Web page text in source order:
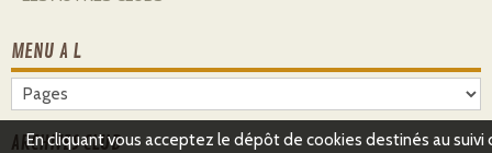
MENU A L
ARCHIVES CLUB
En cliquant vous acceptez le dépôt de cookies destinés au suivi